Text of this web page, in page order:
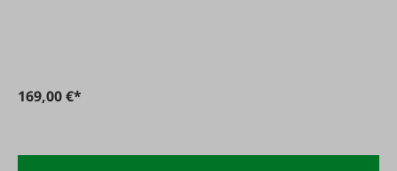
169,00 €*